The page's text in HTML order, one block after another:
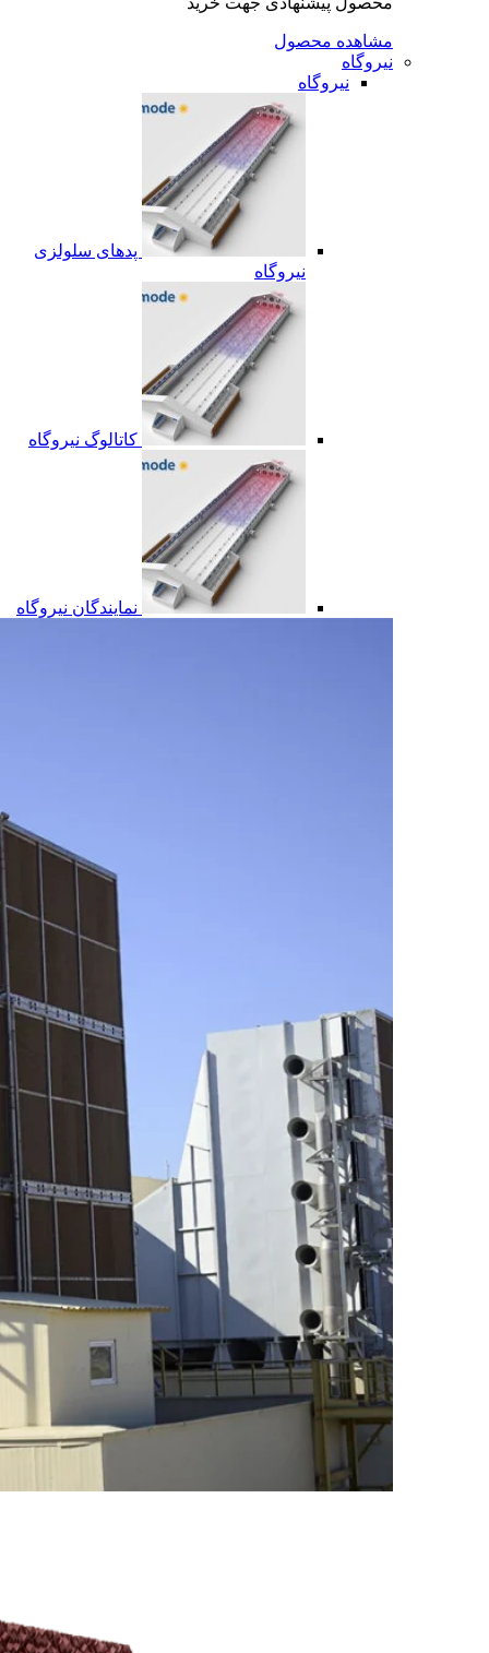
مشاهده محصول
نیروگاه
نیروگاه
پدهای سلولزی
نیروگاه
کاتالوگ نیروگاه
نمایندگان نیروگاه